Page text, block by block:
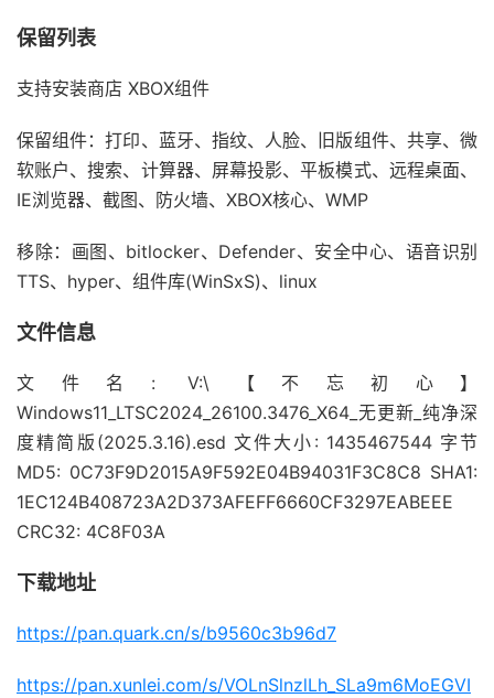
保留列表
支持安装商店 XBOX组件
保留组件：打印、蓝牙、指纹、人脸、旧版组件、共享、微
软账户、搜索、计算器、屏幕投影、平板模式、远程桌面、
IE浏览器、截图、防火墙、XBOX核心、WMP
移除：画图、bitlocker、Defender、安全中心、语音识别
TTS、hyper、组件库(WinSxS)、linux
文件信息
文件名: V:\【不忘初心】
Windows11_LTSC2024_26100.3476_X64_无更新_纯净深
度精简版(2025.3.16).esd 文件大小: 1435467544 字节
MD5: 0C73F9D2015A9F592E04B94031F3C8C8 SHA1:
1EC124B408723A2D373AFEFF6660CF3297EABEEE
CRC32: 4C8F03A
下载地址
https://pan.quark.cn/s/b9560c3b96d7
https://pan.xunlei.com/s/VOLnSlnzlLh_SLa9m6MoEGVI